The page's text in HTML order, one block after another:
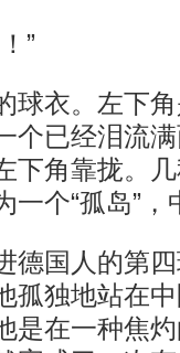
”
。左下角
已经泪流满
下角靠拢。
一个“孤岛”
人的第四
孤独地站在
是在一种焦